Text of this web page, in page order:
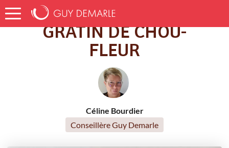
Accueil Recettes GRATIN DE CHOU-FLEUR
GRATIN DE CHOU-
FLEUR
Céline Bourdier
Conseillère Guy Demarle